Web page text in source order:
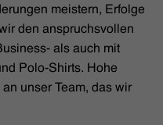
meistern, Erfolge
den anspruchsvollen
als auch mit
Polo-Shirts. Hohe
unser Team, das wir